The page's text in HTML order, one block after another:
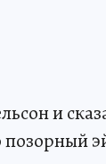
и
позорный